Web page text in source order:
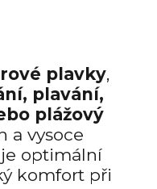
plavky,
plavání,
plážový
a vysoce
optimální
komfort při